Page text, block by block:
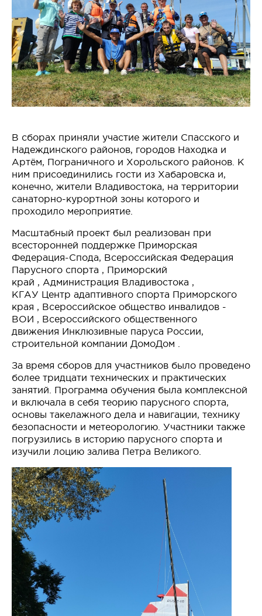
В сборах приняли участие жители Спасского и
Надеждинского районов, городов Находка и
Артём, Пограничного и Хорольского районов. К
ним присоединились гости из Хабаровска и,
конечно, жители Владивостока, на территории
санаторно-курортной зоны которого и
проходило мероприятие.
Масштабный проект был реализован при
всесторонней поддержке Приморская
Федерация-Спода, Всероссийская Федерация
Парусного спорта , Приморский
край , Администрация Владивостока ,
КГАУ Центр адаптивного спорта Приморского
края , Всероссийское общество инвалидов -
ВОИ , Всероссийского общественного
движения Инклюзивные паруса России,
строительной компании ДомоДом
За время сборов для участников было проведено
более тридцати технических и практических
занятий. Программа обучения была комплексной
и включала в себя теорию парусного спорта,
основы такелажного дела и навигации, технику
безопасности и метеорологию. Участники также
погрузились в историю парусного спорта и
изучили лоцию залива Петра Великого.